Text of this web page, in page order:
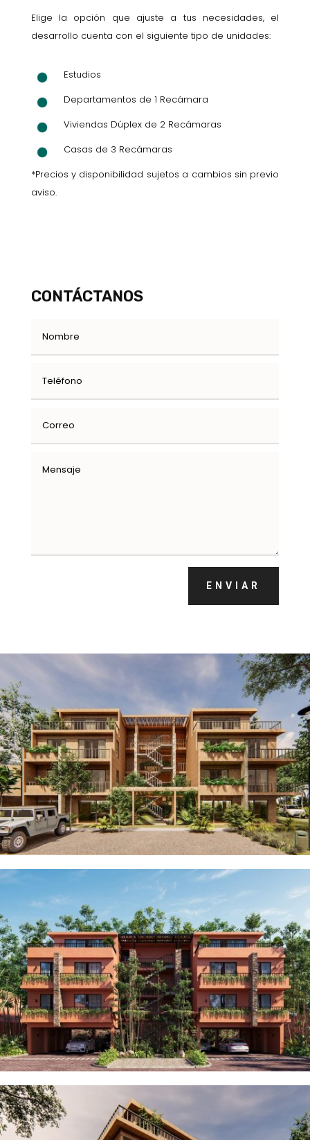
Elige la opción que ajuste a tus necesidades, el
desarrollo cuenta con el siguiente tipo de unidades:
Estudios
Departamentos de 1 Recámara
Viviendas Dúplex de 2 Recámaras
Casas de 3 Recámaras
*Precios y disponibilidad sujetos a cambios sin previo
aviso.
CONTÁCTANOS
ENVIAR